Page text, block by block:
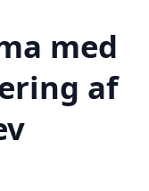
med
af